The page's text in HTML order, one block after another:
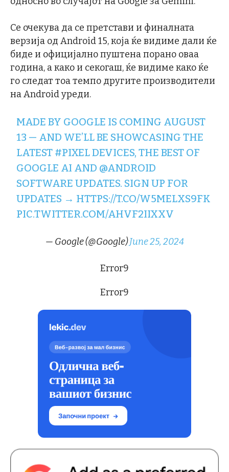
Се очекува да се претстави и финалната
верзија од Android 15, која ќе видиме дали ќе
биде и официјално пуштена порано оваа
година, а како и секогаш, ќе видиме како ќе
го следат тоа темпо другите производители
на Android уреди.
MADE BY GOOGLE IS COMING AUGUST
13 — AND WE’LL BE SHOWCASING THE
LATEST #PIXELDEVICES, THE BEST OF
GOOGLE AI AND @ANDROID
SOFTWARE UPDATES. SIGN UP FOR
UPDATES → HTTPS://T.CO/W5MELXS9FK
PIC.TWITTER.COM/AHVF2IIXXV
— Google (@Google)June 25, 2024
Error9
Error9